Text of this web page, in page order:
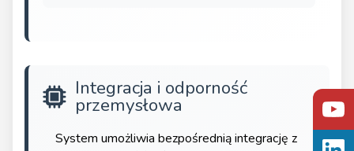
Integracja i odporność
przemysłowa
System umożliwia bezpośrednią integrację z